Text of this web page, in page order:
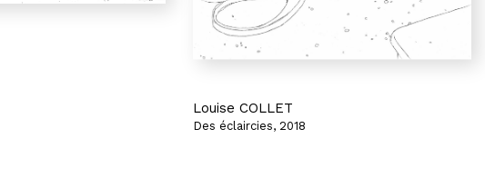
Louise COLLET
Des éclaircies, 2018